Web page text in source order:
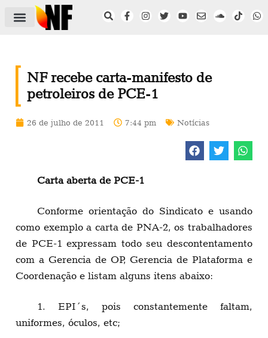
NF recebe carta-manifesto de
petroleiros de PCE-1
26 de julho de 2011 7:44 pm Notícias
Carta aberta de PCE-1
Conforme orientação do Sindicato e usando
como exemplo a carta de PNA-2, os trabalhadores
de PCE-1 expressam todo seu descontentamento
com a Gerencia de OP, Gerencia de Plataforma e
Coordenação e listam alguns itens abaixo:
1. EPI´s, pois constantemente faltam,
uniformes, óculos, etc;